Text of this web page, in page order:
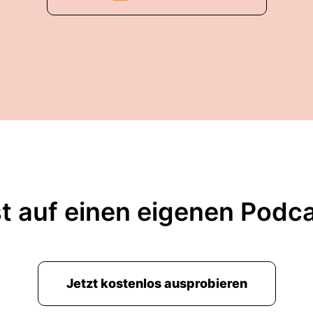
auf einen eigenen
Jetzt kostenlos ausprobieren